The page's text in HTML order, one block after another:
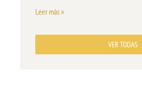
Leer más »
VER TODAS